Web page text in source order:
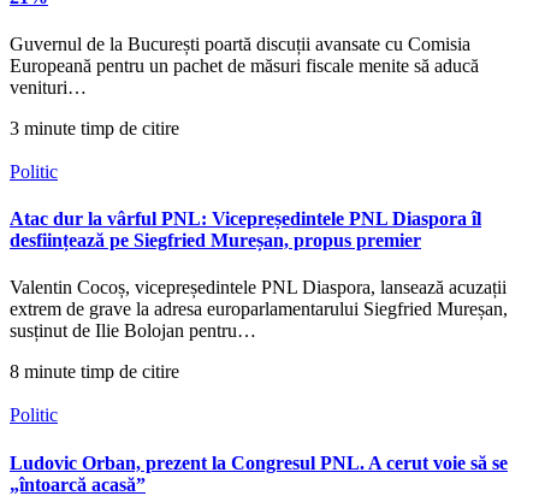
Guvernul de la București poartă discuții avansate cu Comisia
Europeană pentru un pachet de măsuri fiscale menite să aducă
venituri…
3 minute timp de citire
Politic
Atac dur la vârful PNL: Vicepreședintele PNL Diaspora îl
desființează pe Siegfried Mureșan, propus premier
Valentin Cocoș, vicepreședintele PNL Diaspora, lansează acuzații
extrem de grave la adresa europarlamentarului Siegfried Mureșan,
susținut de Ilie Bolojan pentru…
8 minute timp de citire
Politic
Ludovic Orban, prezent la Congresul PNL. A cerut voie să se
„întoarcă acasă”